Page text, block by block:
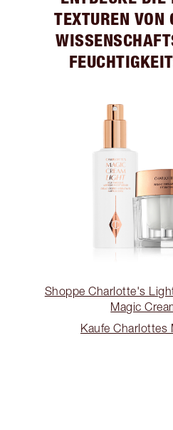
TEXTUREN VON
Shoppe Charlotte's
Magic
Kaufe Charlottes